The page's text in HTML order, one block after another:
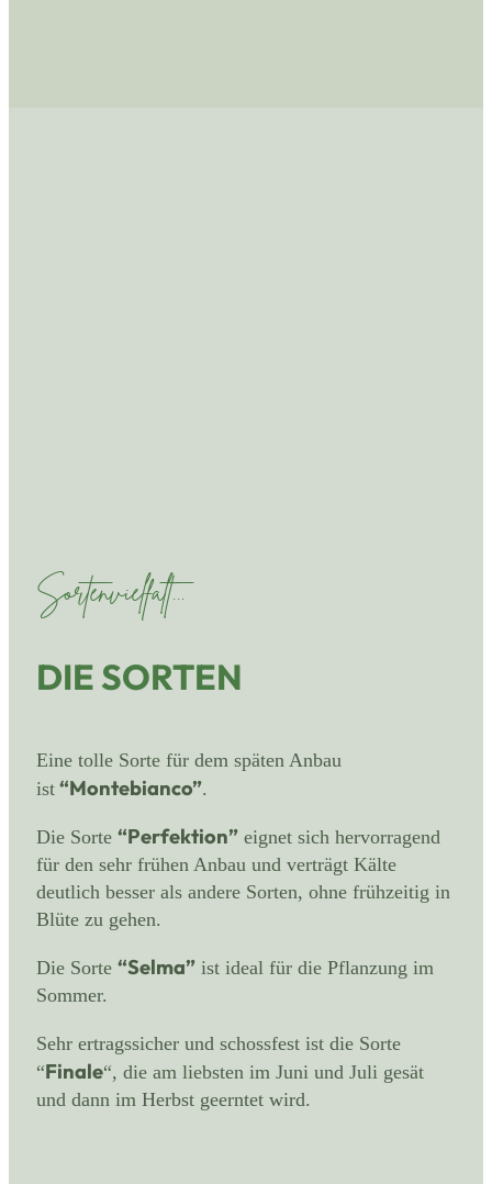
Sortenvielfalt...
DIE SORTEN
Eine tolle Sorte für dem späten Anbau
ist “Montebianco”.
Die Sorte “Perfektion” eignet sich hervorragend
für den sehr frühen Anbau und verträgt Kälte
deutlich besser als andere Sorten, ohne frühzeitig in
Blüte zu gehen.
Die Sorte “Selma” ist ideal für die Pflanzung im
Sommer.
Sehr ertragssicher und schossfest ist die Sorte
“Finale“, die am liebsten im Juni und Juli gesät
und dann im Herbst geerntet wird.